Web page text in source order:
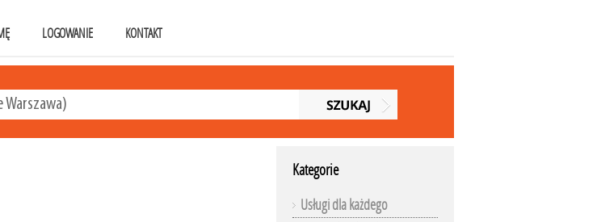
LOGOWANIE KONTAKT
Kategorie
Usługi dla każdego